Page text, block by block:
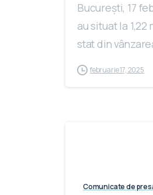
București, 17
au situat la
stat din
februarie 17, 2025
Comunicate de